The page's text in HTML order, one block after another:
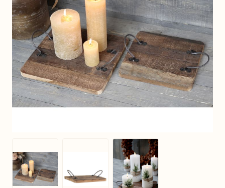
View larger imageView larger image
View larger image